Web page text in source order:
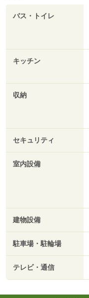
バス・トイレ
キッチン
収納
セキュリティ
室内設備
建物設備
駐車場・駐輪場
テレビ・通信